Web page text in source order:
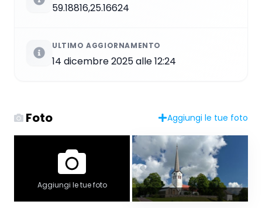
59.18816,25.16624
ULTIMO AGGIORNAMENTO
14 dicembre 2025 alle 12:24
Foto Aggiungi le tue foto
Aggiungi le tue foto